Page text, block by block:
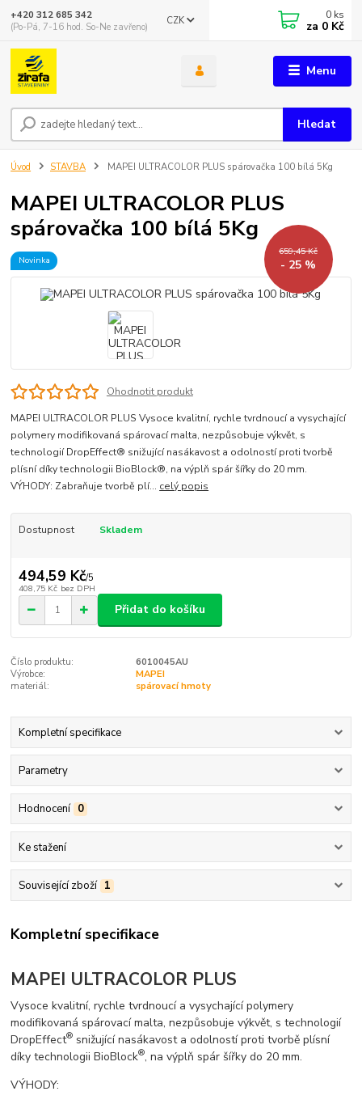
Menu
CZK
Hledat
+420 312 685 342
(Po-Pá, 7-16 hod. So-Ne zavřeno)
0 ks
za 0 Kč
Úvod STAVBA MAPEI ULTRACOLOR PLUS spárovačka 100 bílá 5Kg
MAPEI ULTRACOLOR PLUS
spárovačka 100 bílá 5Kg
Novinka
659,45 Kč
- 25 %
Ohodnotit produkt
MAPEI ULTRACOLOR PLUS Vysoce kvalitní, rychle tvrdnoucí a vysychající
polymery modifikovaná spárovací malta, nezpůsobuje výkvět, s
technologií DropEffect® snižující nasákavost a odolností proti tvorbě
plísní díky technologii BioBlock®, na výplň spár šířky do 20 mm.
VÝHODY: Zabraňuje tvorbě plí... celý popis
Dostupnost Skladem
494,59 Kč/5
408,75 Kč bez DPH
Přidat do košíku
Číslo produktu:
6010045AU
Výrobce:
MAPEI
materiál:
spárovací hmoty
Kompletní specifikace
Parametry
Hodnocení 0
Ke stažení
Související zboží 1
Kompletní specifikace
MAPEI ULTRACOLOR PLUS
Vysoce kvalitní, rychle tvrdnoucí a vysychající polymery
modifikovaná spárovací malta, nezpůsobuje výkvět, s technologií
DropEffect® snižující nasákavost a odolností proti tvorbě plísní
díky technologii BioBlock®, na výplň spár šířky do 20 mm.
VÝHODY: